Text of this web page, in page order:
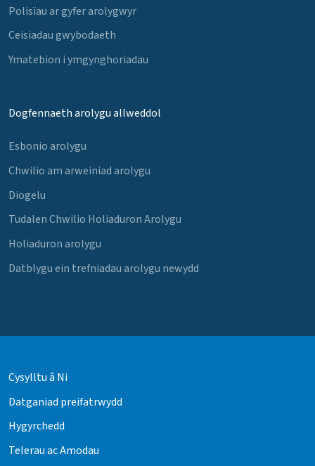
Polisïau ar gyfer arolygwyr
Ceisiadau gwybodaeth
Ymatebion i ymgynghoriadau
Dogfennaeth arolygu allweddol
Esbonio arolygu
Chwilio am arweiniad arolygu
Diogelu
Tudalen Chwilio Holiaduron Arolygu
Holiaduron arolygu
Datblygu ein trefniadau arolygu newydd
Cysylltu â Ni
Datganiad preifatrwydd
Hygyrchedd
Telerau ac Amodau